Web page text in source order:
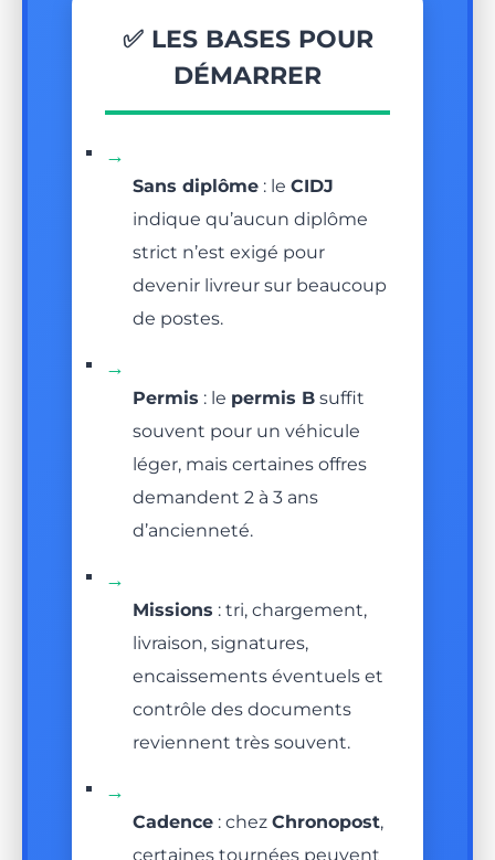
✅ LES BASES POUR
DÉMARRER
→
Sans diplôme : le CIDJ
indique qu’aucun diplôme
strict n’est exigé pour
devenir livreur sur beaucoup
de postes.
→
Permis : le permis B suffit
souvent pour un véhicule
léger, mais certaines offres
demandent 2 à 3 ans
d’ancienneté.
→
Missions : tri, chargement,
livraison, signatures,
encaissements éventuels et
contrôle des documents
reviennent très souvent.
→
Cadence : chez Chronopost,
certaines tournées peuvent